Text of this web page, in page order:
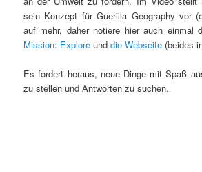
sein Konzept für Guerilla Geography vor
auf mehr, daher notiere hier auch einmal
Mission: Explore unddie Webseite (beides
Es fordert heraus, neue Dinge mit Spaß
zu stellen und Antworten zu suchen.